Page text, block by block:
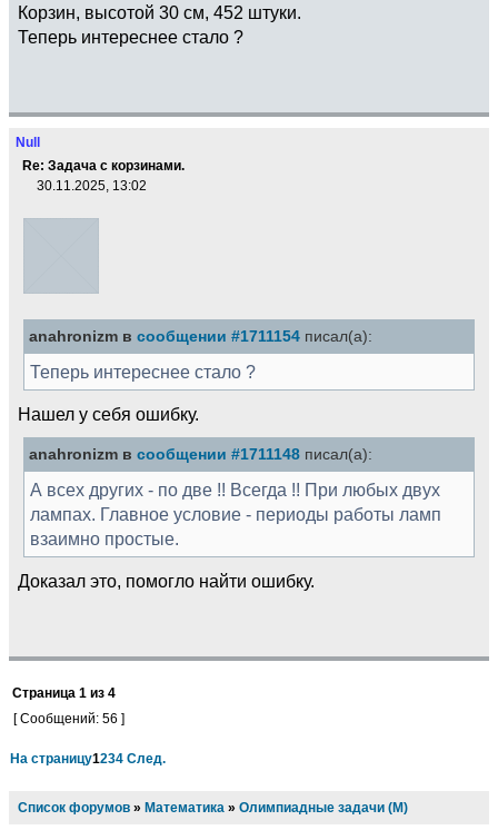
Корзин, высотой 30 см, 452 штуки.
Теперь интереснее стало ?
Null
Re: Задача с корзинами.
30.11.2025, 13:02
anahronizm в сообщении #1711154 писал(а):
Теперь интереснее стало ?
Нашел у себя ошибку.
anahronizm в сообщении #1711148 писал(а):
А всех других - по две !! Всегда !! При любых двух
лампах. Главное условие - периоды работы ламп
взаимно простые.
Доказал это, помогло найти ошибку.
Страница 1 из 4
[ Сообщений: 56 ]
На страницу1234 След.
Список форумов » Математика » Олимпиадные задачи (М)